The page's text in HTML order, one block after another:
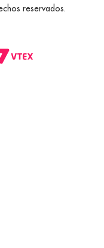
reservados.